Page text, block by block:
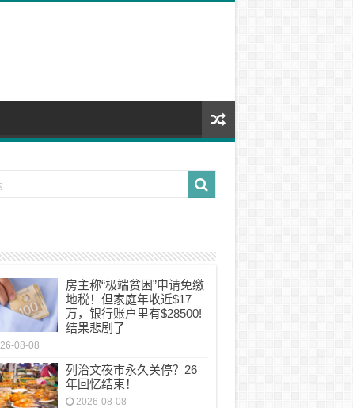
房主称“极端贫困”申请免缴
地税！但家庭年收近$17
万，银行账户里有$28500!
结果悲剧了
08-08
列治文夜市永久关停？26
年回忆结束！
2026-08-08